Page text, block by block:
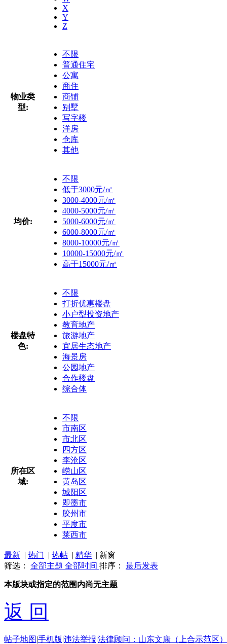
X
Y
Z
物业类
型:
不限
普通住宅
公寓
商住
商铺
别墅
写字楼
洋房
仓库
其他
均价:
不限
低于3000元/㎡
3000-4000元/㎡
4000-5000元/㎡
5000-6000元/㎡
6000-8000元/㎡
8000-10000元/㎡
10000-15000元/㎡
高于15000元/㎡
楼盘特
色:
不限
打折优惠楼盘
小户型投资地产
教育地产
旅游地产
宜居生态地产
海景房
公园地产
合作楼盘
综合体
所在区
域:
不限
市南区
市北区
四方区
李沧区
崂山区
黄岛区
城阳区
即墨市
胶州市
平度市
莱西市
最新 | 热门 | 热帖 | 精华 | 新窗
筛选： 全部主题 全部时间 排序： 最后发表
本版块或指定的范围内尚无主题
返 回
帖子地图|手机版|违法举报|法律顾问：山东文康（上合示范区